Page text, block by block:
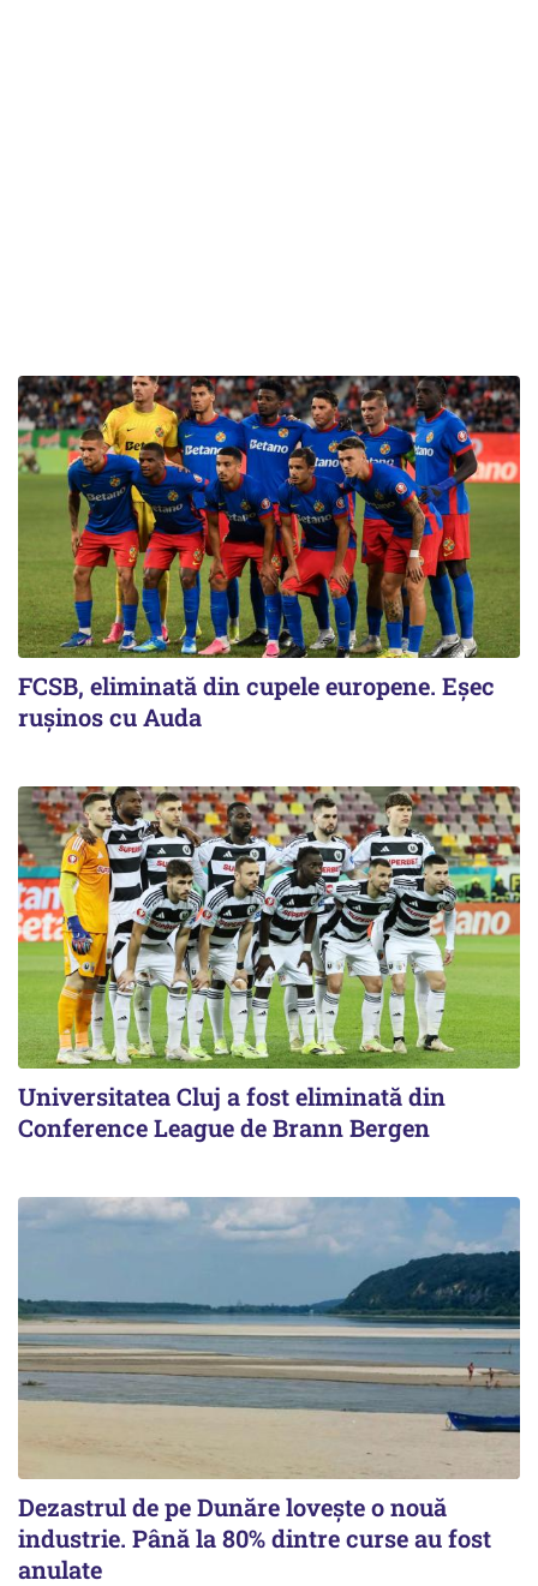
FCSB, eliminată din cupele europene. Eşec
ruşinos cu Auda
Universitatea Cluj a fost eliminată din
Conference League de Brann Bergen
Dezastrul de pe Dunăre lovește o nouă
industrie. Până la 80% dintre curse au fost
anulate